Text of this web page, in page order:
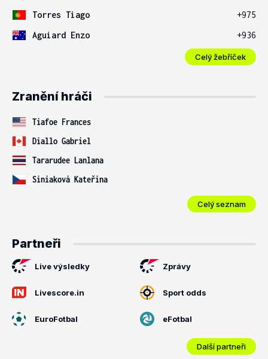
Torres Tiago
+975
Aguiard Enzo
+936
Celý žebříček
Zranění hráči
Tiafoe Frances
Diallo Gabriel
Tararudee Lanlana
Siniaková Kateřina
Celý seznam
Partneři
Live výsledky Zprávy
Livescore.in Sport odds
EuroFotbal eFotbal
Další partneři